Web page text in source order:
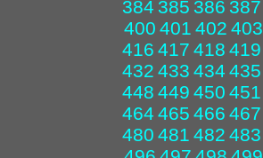
384 385 386 387
400 401 402 403
416 417 418 419
432 433 434 435
448 449 450 451
464 465 466 467
480 481 482 483